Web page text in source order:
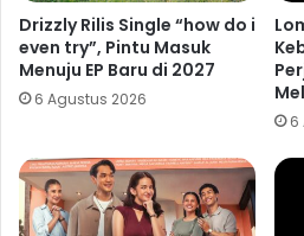
Drizzly Rilis Single “how do i
even try”, Pintu Masuk
Menuju EP Baru di 2027
6 Agustus 2026
6